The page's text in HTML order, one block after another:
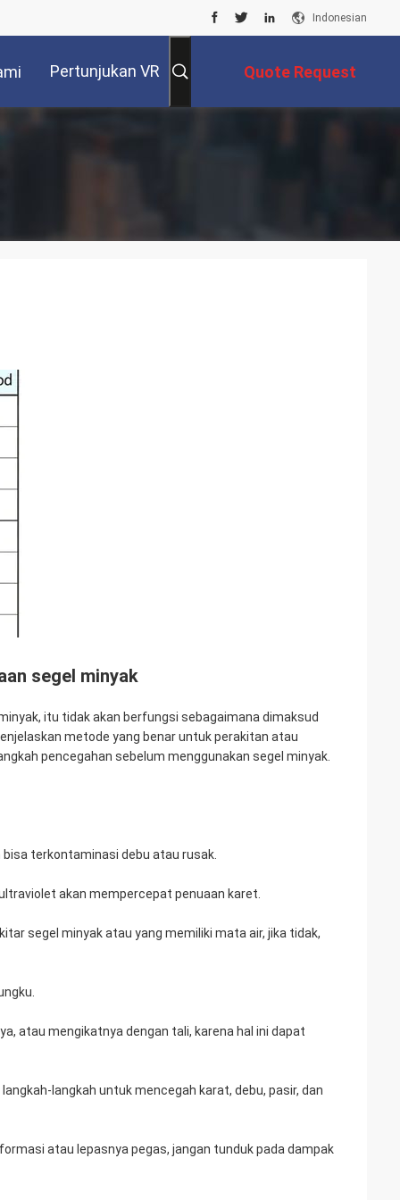
Indonesian
Pertunjukan VR Quote Request
segel minyak
itu tidak akan berfungsi sebagaimana dimaksud
metode yang benar untuk perakitan atau
pencegahan sebelum menggunakan segel minyak.
terkontaminasi debu atau rusak.
akan mempercepat penuaan karet.
segel minyak atau yang memiliki mata air, jika tidak,
atau mengikatnya dengan tali, karena hal ini dapat
langkah untuk mencegah karat, debu, pasir, dan
atau lepasnya pegas, jangan tunduk pada dampak